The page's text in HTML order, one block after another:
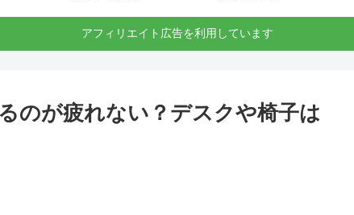
アフィリエイト広告を利用しています
のが疲れない？デスクや椅子は